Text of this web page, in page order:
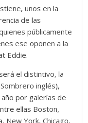
unos en la
de las
públicamente
ese oponen a la
Eddie.
el distintivo, la
inglés),
por galerías de
ellas Boston,
New York, Chicago,